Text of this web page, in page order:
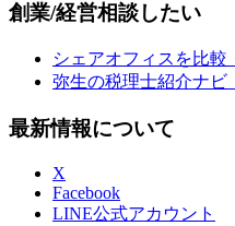
創業/経営相談したい
シェアオフィスを比較
弥生の税理士紹介ナビ
最新情報について
X
Facebook
LINE公式アカウント